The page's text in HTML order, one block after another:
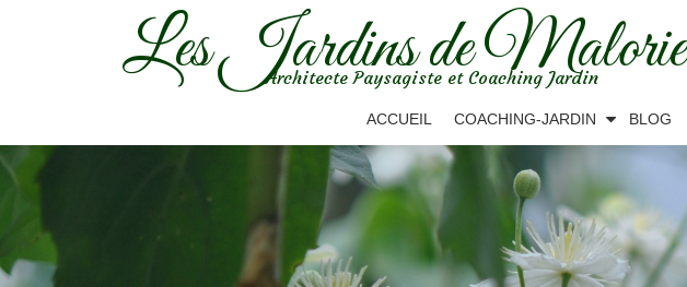
Les Jardins de Malorie
Architecte Paysagiste et Coaching Jardin
ACCUEIL COACHING-JARDIN BLOG